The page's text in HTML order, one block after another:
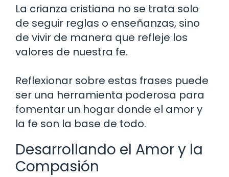
La crianza cristiana no se trata solo
de seguir reglas o enseñanzas, sino
de vivir de manera que refleje los
valores de nuestra fe.
Reflexionar sobre estas frases puede
ser una herramienta poderosa para
fomentar un hogar donde el amor y
la fe son la base de todo.
Desarrollando el Amor y la
Compasión